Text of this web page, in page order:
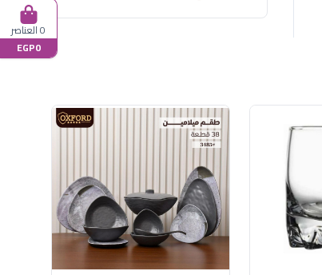
0 العناصر
EGP0